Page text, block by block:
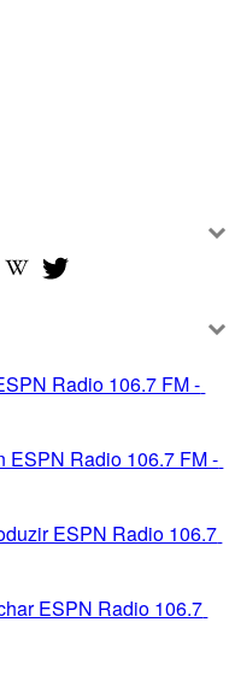
Radio 106.7 FM -
ESPN Radio 106.7 FM -
ESPN Radio 106.7
ESPN Radio 106.7